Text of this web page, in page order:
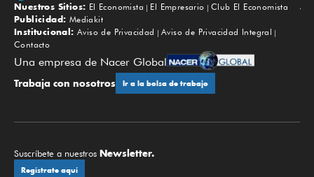
Subir
Nuestros Sitios: El Economista El Empresario
Club El Economista
Publicidad: Mediakit
Institucional: Aviso de Privacidad
Aviso de Privacidad Integral
Contacto
Una empresa de Nacer Global
Trabaja con nosotros Ir a la bolsa de trabajo
Suscríbete a nuestros Newsletter.
Regístrate aquí